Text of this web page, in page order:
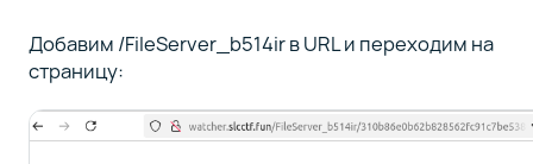
Добавим /FileServer_b514ir в URL и переходим на
страницу: